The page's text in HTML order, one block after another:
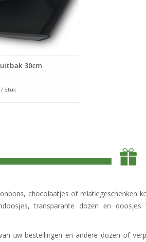
30cm
/ Stuk
chocolaatjes of relatiegeschenken
transparante dozen en
uw bestellingen en andere dozen of